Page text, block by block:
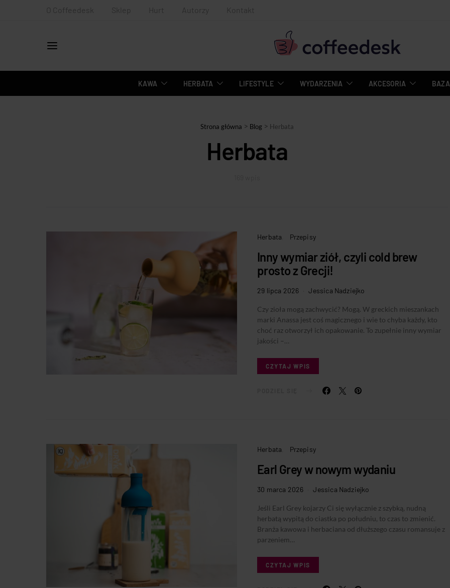
O Coffeedesk Sklep Hurt Autorzy Kontakt
KAWA HERBATA LIFESTYLE WYDARZENIA AKCESORIA
Strona główna > Blog > Herbata
Herbata
Herbata Przepisy
Inny wymiar ziół, czyli cold brew
prosto z Grecji!
29 lipca 2026 Jessica Nadziejko
Czy zioła mogą zachwycić? Mogą. W greckich mieszankach
marki Anassa jest coś magicznego i wie to chyba każdy, kto
choć raz otworzył ich opakowanie. To zupełnie inny wymiar
jakości –…
CZYTAJ WPIS
Herbata Przepisy
Earl Grey w nowym wydaniu
30 marca 2026 Jessica Nadziejko
Jeśli Earl Grey kojarzy Ci się wyłącznie z szybką, nudną
herbatą wypitą do ciastka po południu, to czas to zmienić.
Branża kawowa i herbaciana od dłuższego czasu romansuje z
parzeniem…
CZYTAJ WPIS